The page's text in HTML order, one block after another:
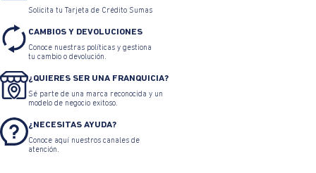
Solicita tu Tarjeta de Crédito Sumas
CAMBIOS Y DEVOLUCIONES
Conoce nuestras políticas y gestiona
tu cambio o devolución.
¿QUIERES SER UNA FRANQUICIA?
Sé parte de una marca reconocida y un
modelo de negocio exitoso.
¿NECESITAS AYUDA?
Conoce aquí nuestros canales de
atención.